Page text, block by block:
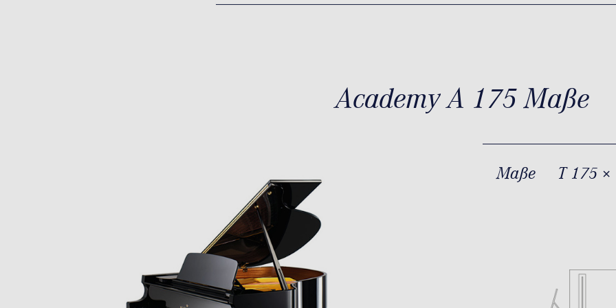
Academy A 175 Maße
Maße T 175